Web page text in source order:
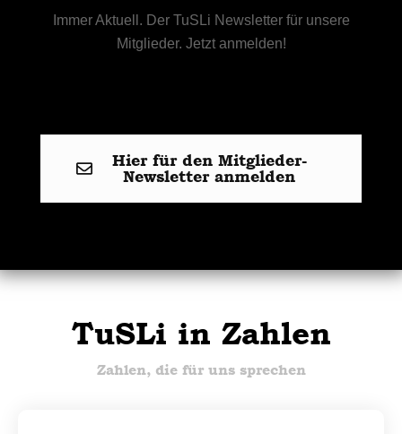
Immer Aktuell. Der TuSLi Newsletter für unsere
Mitglieder. Jetzt anmelden!
Hier für den Mitglieder-
Newsletter anmelden
TuSLi in Zahlen
Zahlen, die für uns sprechen